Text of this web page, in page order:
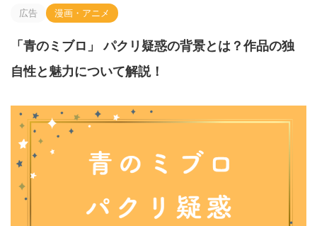
広告 漫画・アニメ
「青のミブロ」 パクリ疑惑の背景とは？作品の独
自性と魅力について解説！